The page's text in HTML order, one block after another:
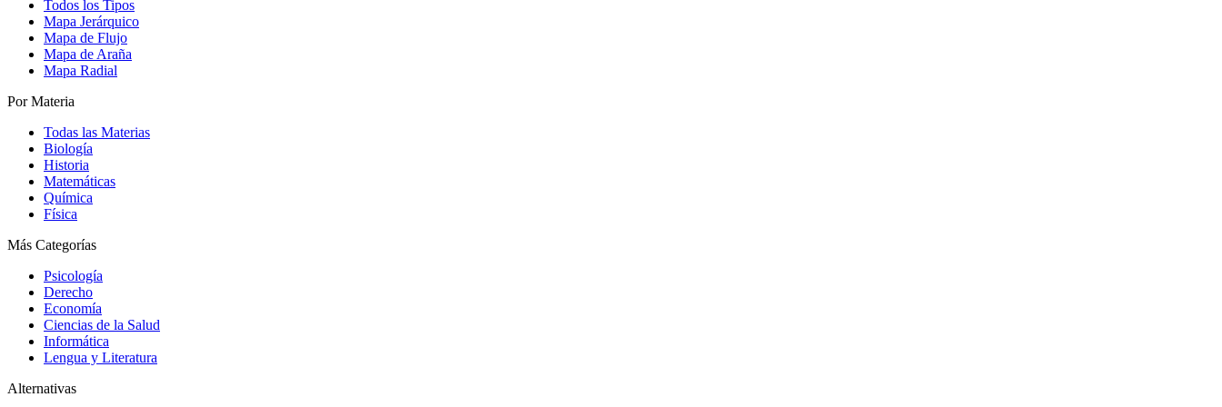
Todos los Tipos
Mapa Jerárquico
Mapa de Flujo
Mapa de Araña
Mapa Radial
Por Materia
Todas las Materias
Biología
Historia
Matemáticas
Química
Física
Más Categorías
Psicología
Derecho
Economía
Ciencias de la Salud
Informática
Lengua y Literatura
Alternativas